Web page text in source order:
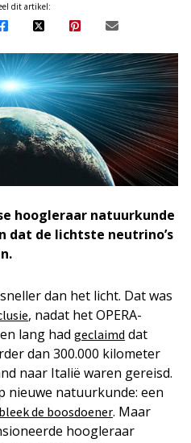
dit artikel:
hoogleraar natuurkunde
dat de lichtste neutrino’s
dan het licht. Dat was
, nadat het OPERA-
lang had geclaimd dat
dan 300.000 kilometer
naar Italië waren gereisd.
nieuwe natuurkunde: een
de boosdoener. Maar
hoogleraar